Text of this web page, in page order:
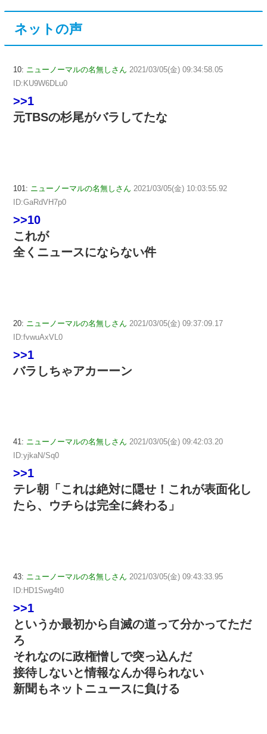
ネットの声
10: ニューノーマルの名無しさん 2021/03/05(金) 09:34:58.05
ID:KU9W6DLu0
>>1
元TBSの杉尾がバラしてたな
101: ニューノーマルの名無しさん 2021/03/05(金) 10:03:55.92
ID:GaRdVH7p0
>>10
これが
全くニュースにならない件
20: ニューノーマルの名無しさん 2021/03/05(金) 09:37:09.17
ID:fvwuAxVL0
>>1
バラしちゃアカーーン
41: ニューノーマルの名無しさん 2021/03/05(金) 09:42:03.20
ID:yjkaN/Sq0
>>1
テレ朝「これは絶対に隠せ！これが表面化し
たら、ウチらは完全に終わる」
43: ニューノーマルの名無しさん 2021/03/05(金) 09:43:33.95
ID:HD1Swg4t0
>>1
というか最初から自滅の道って分かってただ
ろ
それなのに政権憎しで突っ込んだ
接待しないと情報なんか得られない
新聞もネットニュースに負ける